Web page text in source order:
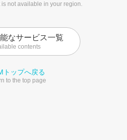
is not available in your region.
なサービス一覧
contents
トップへ戻る
to the top page